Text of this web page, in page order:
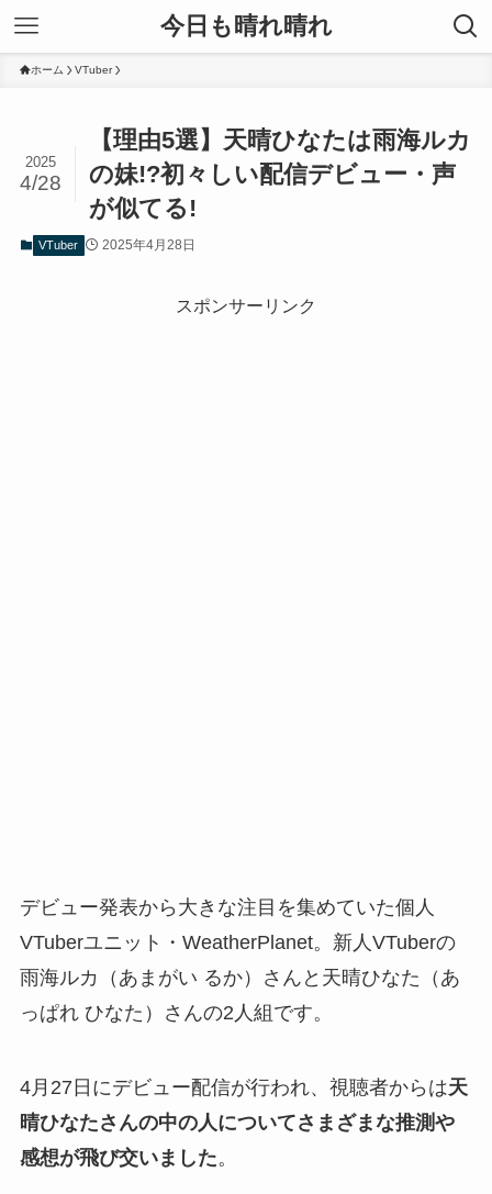
今日も晴れ晴れ
ホーム VTuber
【理由5選】天晴ひなたは雨海ルカ
の妹!?初々しい配信デビュー・声
が似てる!
2025
4/28
VTuber 2025年4月28日
スポンサーリンク
デビュー発表から大きな注目を集めていた個人
VTuberユニット・WeatherPlanet。新人VTuberの
雨海ルカ（あまがい るか）さんと天晴ひなた（あ
っぱれ ひなた）さんの2人組です。
4月27日にデビュー配信が行われ、視聴者からは天
晴ひなたさんの中の人についてさまざまな推測や
感想が飛び交いました。